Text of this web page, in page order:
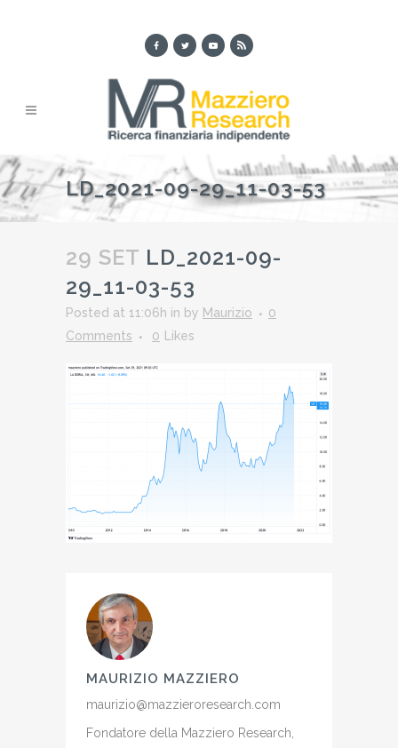
LD_2021-09-29_11-03-53
29 SET LD_2021-09-
29_11-03-53
Posted at 11:06h in by Maurizio
0
Comments
0 Likes
MAURIZIO MAZZIERO
maurizio@mazzieroresearch.com
Fondatore della Mazziero Research,